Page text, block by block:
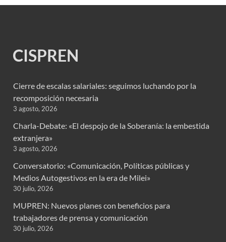
CISPREN
Cierre de escalas salariales: seguimos luchando por la
recomposición necesaria
3 agosto, 2026
Charla-Debate: «El despojo de la Soberanía: la embestida
extranjera»
3 agosto, 2026
Conversatorio: «Comunicación, Políticas públicas y
Medios Autogestivos en la era de Milei»
30 julio, 2026
MUPREN: Nuevos planes con beneficios para
trabajadores de prensa y comunicación
30 julio, 2026